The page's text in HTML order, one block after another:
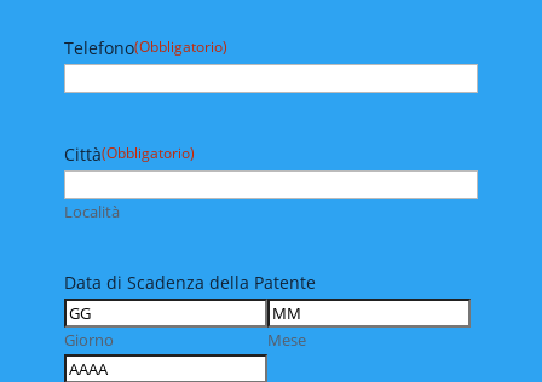
Telefono(Obbligatorio)
Città(Obbligatorio)
Località
Data di Scadenza della Patente
Giorno Mese